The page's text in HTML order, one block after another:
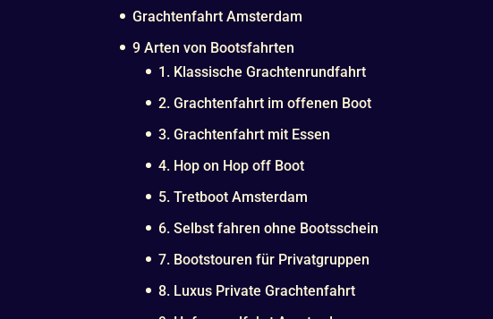
Grachtenfahrt Amsterdam
9 Arten von Bootsfahrten
1. Klassische Grachtenrundfahrt
2. Grachtenfahrt im offenen Boot
3. Grachtenfahrt mit Essen
4. Hop on Hop off Boot
5. Tretboot Amsterdam
6. Selbst fahren ohne Bootsschein
7. Bootstouren für Privatgruppen
8. Luxus Private Grachtenfahrt